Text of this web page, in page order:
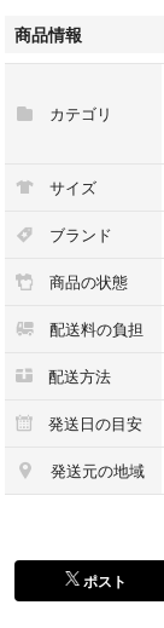
商品情報
カテゴリ
サイズ
ブランド
商品の状態
配送料の負担
配送方法
発送日の目安
発送元の地域
ポスト